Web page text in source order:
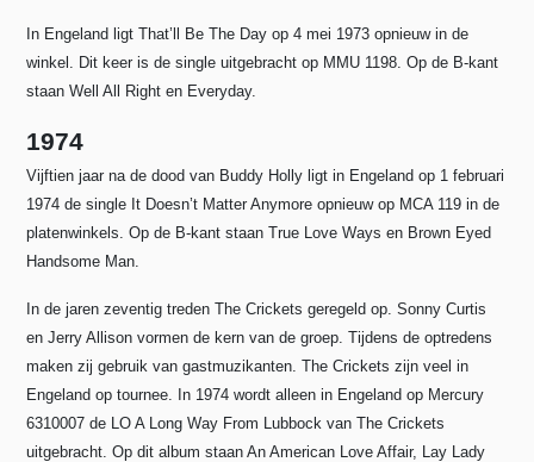
In Engeland ligt That’ll Be The Day op 4 mei 1973 opnieuw in de
winkel. Dit keer is de single uitgebracht op MMU 1198. Op de B-kant
staan Well All Right en Everyday.
1974
Vijftien jaar na de dood van Buddy Holly ligt in Engeland op 1 februari
1974 de single It Doesn’t Matter Anymore opnieuw op MCA 119 in de
platenwinkels. Op de B-kant staan True Love Ways en Brown Eyed
Handsome Man.
In de jaren zeventig treden The Crickets geregeld op. Sonny Curtis
en Jerry Allison vormen de kern van de groep. Tijdens de optredens
maken zij gebruik van gastmuzikanten. The Crickets zijn veel in
Engeland op tournee. In 1974 wordt alleen in Engeland op Mercury
6310007 de LO A Long Way From Lubbock van The Crickets
uitgebracht.Op dit album staan An American Love Affair, Lay Lady